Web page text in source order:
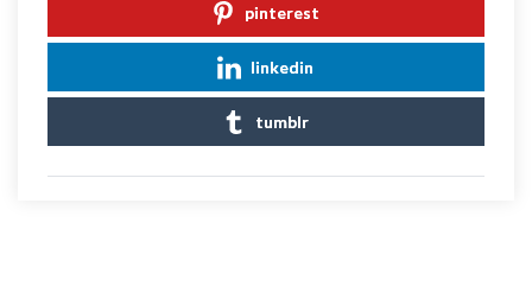
pinterest
linkedin
tumblr